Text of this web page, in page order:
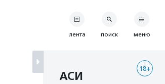
лента поиск меню
18+
АСИ